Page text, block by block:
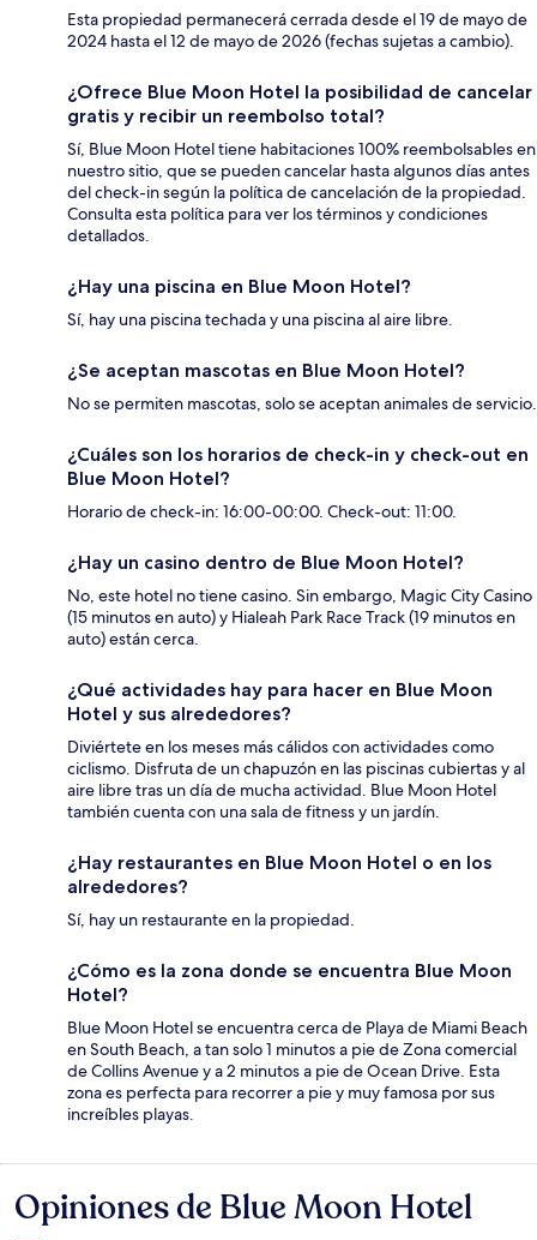
Esta propiedad permanecerá cerrada desde el 19 de mayo de
2024 hasta el 12 de mayo de 2026 (fechas sujetas a cambio).
¿Ofrece Blue Moon Hotel la posibilidad de cancelar
gratis y recibir un reembolso total?
Sí, Blue Moon Hotel tiene habitaciones 100% reembolsables en
nuestro sitio, que se pueden cancelar hasta algunos días antes
del check-in según la política de cancelación de la propiedad.
Consulta esta política para ver los términos y condiciones
detallados.
¿Hay una piscina en Blue Moon Hotel?
Sí, hay una piscina techada y una piscina al aire libre.
¿Se aceptan mascotas en Blue Moon Hotel?
No se permiten mascotas, solo se aceptan animales de servicio.
¿Cuáles son los horarios de check-in y check-out en
Blue Moon Hotel?
Horario de check-in: 16:00-00:00. Check-out: 11:00.
¿Hay un casino dentro de Blue Moon Hotel?
No, este hotel no tiene casino. Sin embargo, Magic City Casino
(15 minutos en auto) y Hialeah Park Race Track (19 minutos en
auto) están cerca.
¿Qué actividades hay para hacer en Blue Moon
Hotel y sus alrededores?
Diviértete en los meses más cálidos con actividades como
ciclismo. Disfruta de un chapuzón en las piscinas cubiertas y al
aire libre tras un día de mucha actividad. Blue Moon Hotel
también cuenta con una sala de fitness y un jardín.
¿Hay restaurantes en Blue Moon Hotel o en los
alrededores?
Sí, hay un restaurante en la propiedad.
¿Cómo es la zona donde se encuentra Blue Moon
Hotel?
Blue Moon Hotel se encuentra cerca de Playa de Miami Beach
en South Beach, a tan solo 1 minutos a pie de Zona comercial
de Collins Avenue y a 2 minutos a pie de Ocean Drive. Esta
zona es perfecta para recorrer a pie y muy famosa por sus
increíbles playas.
Opiniones
Opiniones de Blue Moon Hotel